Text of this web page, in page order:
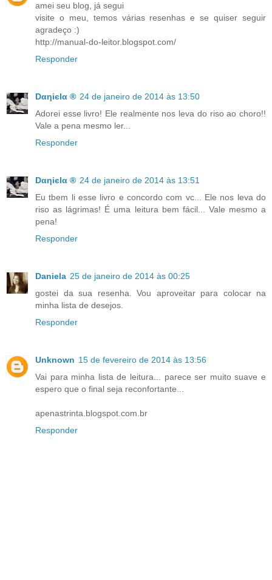
amei seu blog, já segui
visite o meu, temos várias resenhas e se quiser seguir
agradeço :)
http://manual-do-leitor.blogspot.com/
Responder
Dαηiєlα ® 24 de janeiro de 2014 às 13:50
Adorei esse livro! Ele realmente nos leva do riso ao choro!!
Vale a pena mesmo ler...
Responder
Dαηiєlα ® 24 de janeiro de 2014 às 13:51
Eu tbem li esse livro e concordo com vc... Ele nos leva do
riso as lágrimas! É uma leitura bem fácil... Vale mesmo a
pena!
Responder
Daniela 25 de janeiro de 2014 às 00:25
gostei da sua resenha. Vou aproveitar para colocar na
minha lista de desejos.
Responder
Unknown 15 de fevereiro de 2014 às 13:56
Vai para minha lista de leitura... parece ser muito suave e
espero que o final seja reconfortante...
apenastrinta.blogspot.com.br
Responder